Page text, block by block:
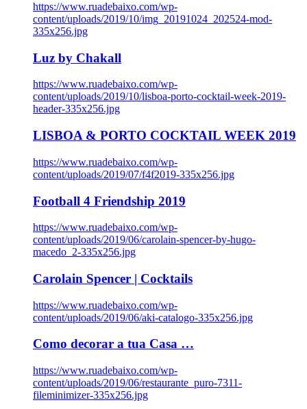
https://www.ruadebaixo.com/wp-
content/uploads/2019/10/img_20191024_202524-mod-
335x256.jpg
Luz by Chakall
https://www.ruadebaixo.com/wp-
content/uploads/2019/10/lisboa-porto-cocktail-week-2019-
header-335x256.jpg
LISBOA & PORTO COCKTAIL WEEK 2019
https://www.ruadebaixo.com/wp-
content/uploads/2019/07/f4f2019-335x256.jpg
Football 4 Friendship 2019
https://www.ruadebaixo.com/wp-
content/uploads/2019/06/carolain-spencer-by-hugo-
macedo_2-335x256.jpg
Carolain Spencer | Cocktails
https://www.ruadebaixo.com/wp-
content/uploads/2019/06/aki-catalogo-335x256.jpg
Como decorar a tua Casa …
https://www.ruadebaixo.com/wp-
content/uploads/2019/06/restaurante_puro-7311-
fileminimizer-335x256.jpg